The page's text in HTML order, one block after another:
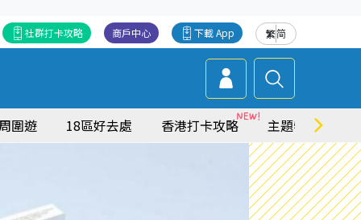
繁简
下載 App
商戶中心
社群打卡攻略
圍遊 18區好去處 香港打卡攻略 主題特集